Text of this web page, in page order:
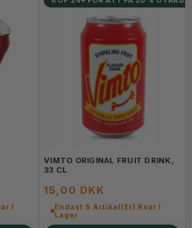
I
VIMTO ORIGINAL FRUIT DRINK,
33 CL
15,00 DKK
Endast 5 Artikel(er) Kvar I
Lager